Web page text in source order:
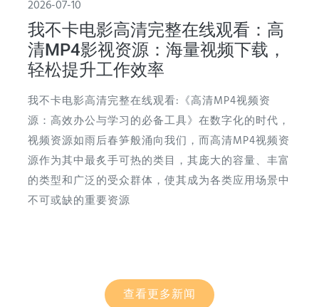
2026-07-10
我不卡电影高清完整在线观看：高
清MP4影视资源：海量视频下载，
轻松提升工作效率
我不卡电影高清完整在线观看:《高清MP4视频资
源：高效办公与学习的必备工具》在数字化的时代，
视频资源如雨后春笋般涌向我们，而高清MP4视频资
源作为其中最炙手可热的类目，其庞大的容量、丰富
的类型和广泛的受众群体，使其成为各类应用场景中
不可或缺的重要资源
查看更多新闻